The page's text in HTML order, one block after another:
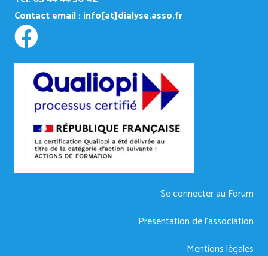
Contact email : info[at]dialyse.asso.fr
Se connecter au Forum
Presentation de l’association
Mentions légales